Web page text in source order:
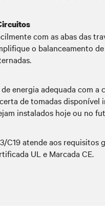
com as abas das
o balanceamento
energia adequada com a
de tomadas disponível
instalados hoje ou no
C19 atende aos requisitos
UL e Marcada CE.